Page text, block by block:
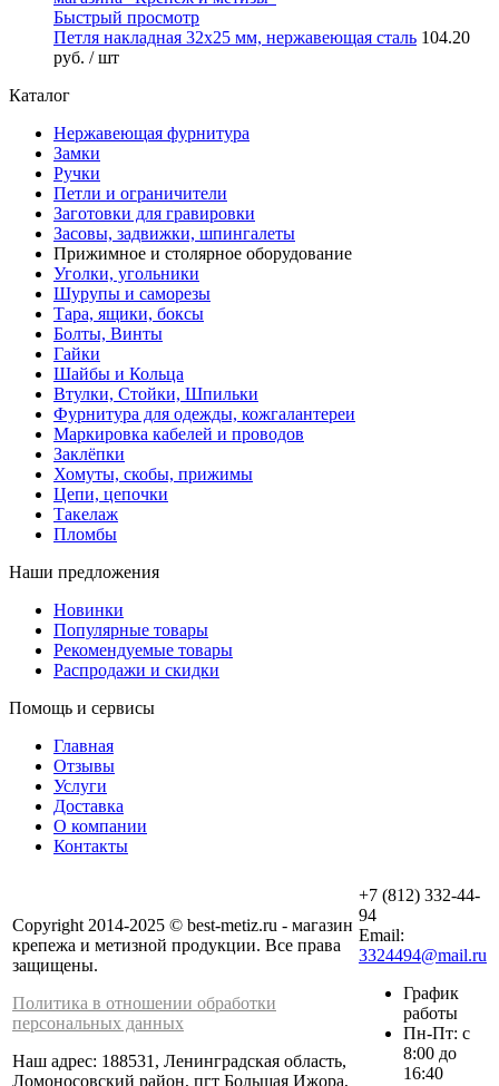
Быстрый просмотр
Петля накладная 32х25 мм, нержавеющая сталь 104.20
руб. / шт
Каталог
Нержавеющая фурнитура
Замки
Ручки
Петли и ограничители
Заготовки для гравировки
Засовы, задвижки, шпингалеты
Прижимное и столярное оборудование
Уголки, угольники
Шурупы и саморезы
Тара, ящики, боксы
Болты, Винты
Гайки
Шайбы и Кольца
Втулки, Стойки, Шпильки
Фурнитура для одежды, кожгалантереи
Маркировка кабелей и проводов
Заклёпки
Хомуты, скобы, прижимы
Цепи, цепочки
Такелаж
Пломбы
Наши предложения
Новинки
Популярные товары
Рекомендуемые товары
Распродажи и скидки
Помощь и сервисы
Главная
Отзывы
Услуги
Доставка
О компании
Контакты
Copyright 2014-2025 © best-metiz.ru - магазин
крепежа и метизной продукции. Все права
защищены.
Политика в отношении обработки
персональных данных
Наш адрес: 188531, Ленинградская область,
Ломоносовский район, пгт Большая Ижора,
+7 (812) 332-44-
94
Email:
3324494@mail.ru
График
работы
Пн-Пт: с
8:00 до
16:40